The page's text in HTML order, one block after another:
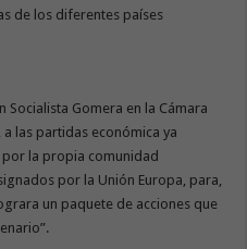
de los diferentes países
Gomera en la Cámara
las partidas económica ya
la propia comunidad
por la Unión Europa, para,
un paquete de acciones que